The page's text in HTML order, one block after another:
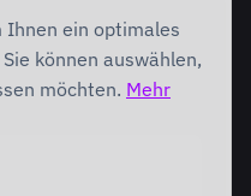
Performing
Ihnen ein optimales
können auswählen,
möchten. Mehr